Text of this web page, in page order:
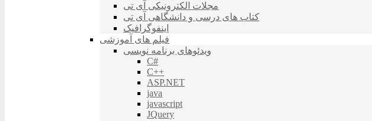
مجلات الکترونیکی آی تی
کتاب های درسی و دانشگاهی آی تی
اینفوگرافیک
فیلم های آموزشی
ویدئوهای برنامه نویسی
C#
C++
ASP.NET
java
javascript
JQuery